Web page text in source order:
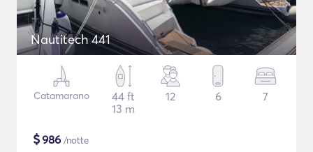
Nautitech 441
Catamarano
44 ft
13 m
12 6 7
$986 /notte